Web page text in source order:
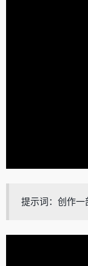
提示词：创作一